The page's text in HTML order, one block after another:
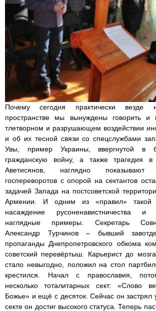
Почему сегодня практически везде
пространстве мы вынуждены говорить и
тлетворном и разрушающем воздействии
и об их тесной связи со спецслужбами
Увы, пример Украины, ввергнутой в
гражданскую войну, а также трагедия
Аветисянов, наглядно
госпереворотов с опорой на сектантов
задачей Запада на постсоветской
Армении. И одним из «правил» такой
насаждение русоненавистничества
наглядные примеры. Секретарь
Александр Турчинов – бывший
пропаганды Днепропетровского обкома
советский перевёртыш. Карьерист до
стало невыгодно, положил на стол
крестился. Начал с православия,
несколько тоталитарных сект: «Слово
Божье» и ещё с десяток. Сейчас он застрял
секте он достиг высокого статуса. Теперь